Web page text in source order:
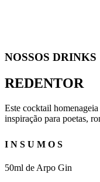
NOSSOS DRINKS
REDENTOR
Este cocktail
inspiração para poetas,
INSUMOS
50ml de Arpo Gin